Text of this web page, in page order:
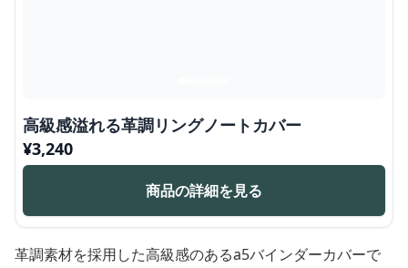
高級感溢れる革調リングノートカバー
¥3,240
商品の詳細を見る
革調素材を採用した高級感のあるa5バインダーカバーで